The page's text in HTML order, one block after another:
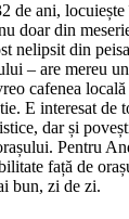
de ani,
doar din
nelipsit din
– are mereu
cafenea
E interesat de
dar și
Pentru
față de
bun, zi de zi.